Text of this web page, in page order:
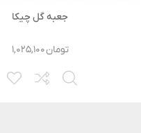
جعبه گل چیکا
۱,۰۲۵,۱۰۰تومان